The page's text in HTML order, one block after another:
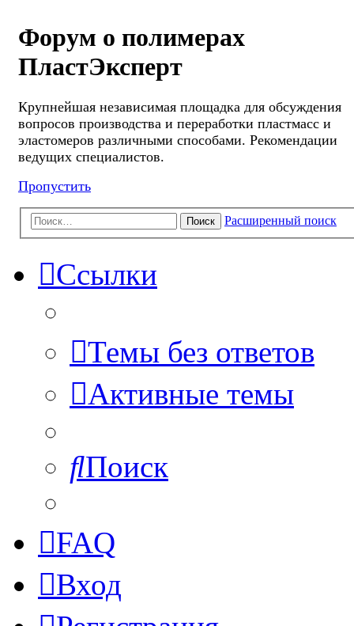
Форум о полимерах
ПластЭксперт
Крупнейшая независимая площадка для обсуждения
вопросов производства и переработки пластмасс и
эластомеров различными способами. Рекомендации
ведущих специалистов.
Пропустить
Поиск Расширенный поиск
Ссылки
Темы без ответов
Активные темы
Поиск
FAQ
Вход